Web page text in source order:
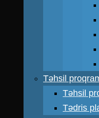
Təhsil
Təhsil
Tədris